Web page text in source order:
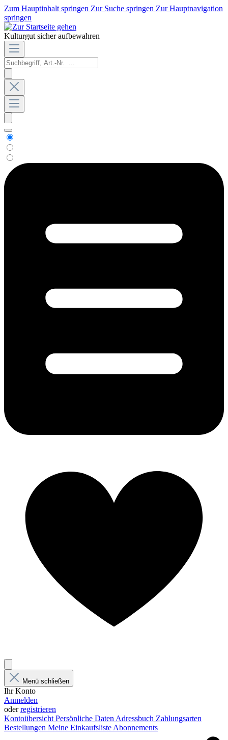
Zum Hauptinhalt springen Zur Suche springen Zur Hauptnavigation
springen
Kulturgut sicher aufbewahren
Menü schließen
Ihr Konto
Anmelden
oderregistrieren
Kontoübersicht Persönliche Daten Adressbuch Zahlungsarten
Bestellungen Meine Einkaufsliste Abonnements